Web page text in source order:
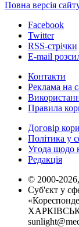
Повна версія
Facebook
Twitter
RSS-стрічки
E-mail
Контакти
Реклама на
Правила
Договір
Політика у
Угода щодо
Редакція
© 2000-
Суб'єкт у